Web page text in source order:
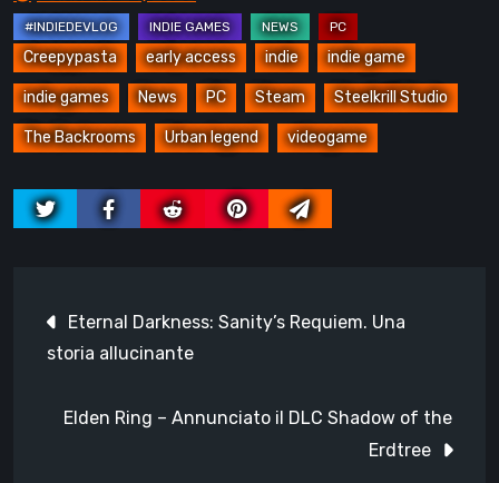
Creepypasta early access indie indie game
indie games News PC Steam Steelkrill Studio
The Backrooms Urban legend videogame
articoli
Eternal Darkness: Sanity’s Requiem. Una
storia allucinante
Elden Ring – Annunciato il DLC Shadow of the
Erdtree